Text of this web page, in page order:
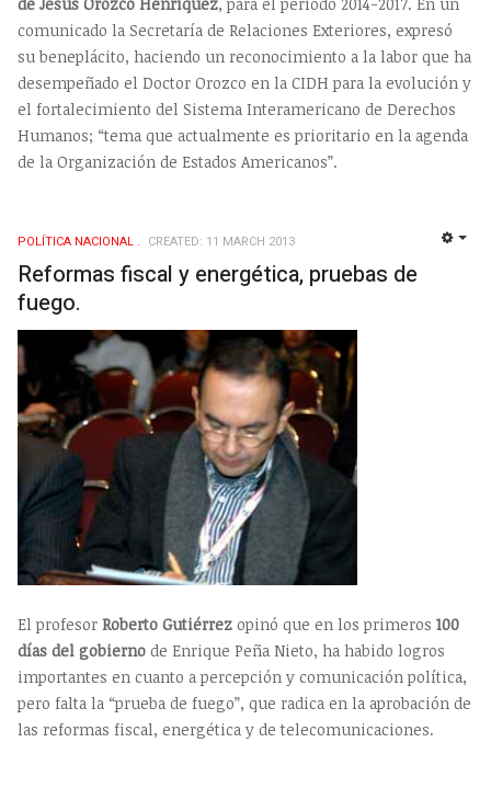
comunicado la Secretaría de Relaciones Exteriores, expresó
su beneplácito, haciendo un reconocimiento a la labor que ha
desempeñado el Doctor Orozco en la CIDH para la evolución y
el fortalecimiento del Sistema Interamericano de Derechos
Humanos; “tema que actualmente es prioritario en la agenda
de la Organización de Estados Americanos”.
POLÍ­TICA NACIONAL CREATED: 11 MARCH 2013
Reformas fiscal y energética, pruebas de
fuego.
El profesor Roberto Gutiérrez opinó que en los primeros 100
días del gobierno de Enrique Peña Nieto, ha habido logros
importantes en cuanto a percepción y comunicación política,
pero falta la “prueba de fuego”, que radica en la aprobación de
las reformas fiscal, energética y de telecomunicaciones.